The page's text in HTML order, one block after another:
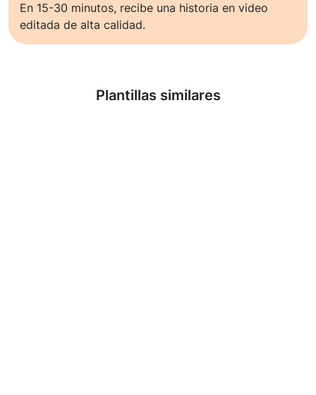
En 15-30 minutos, recibe una historia en video
editada de alta calidad.
Plantillas similares
Saber más